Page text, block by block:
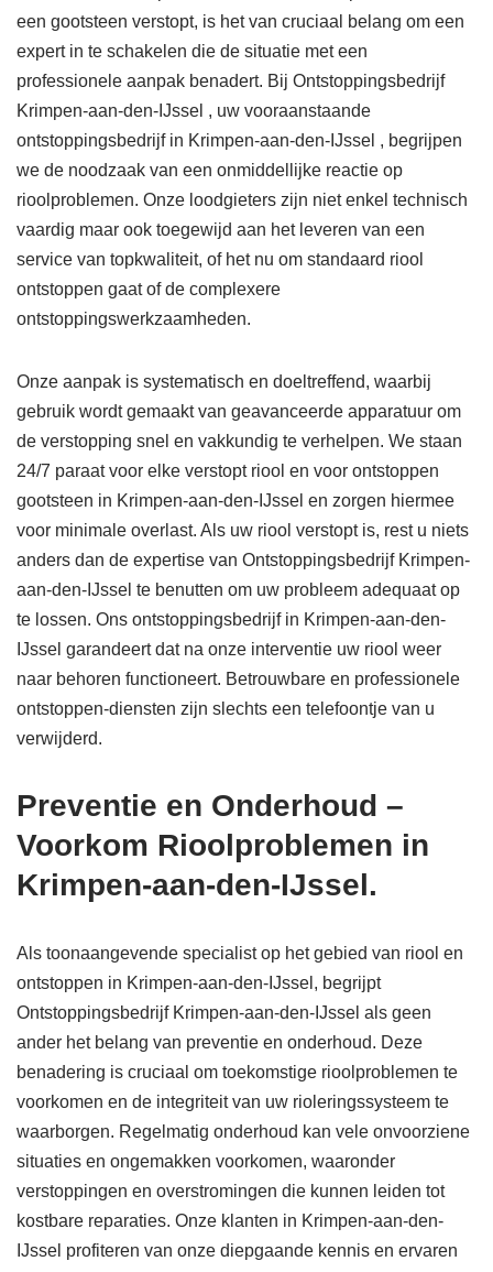
een gootsteen verstopt, is het van cruciaal belang om een
expert in te schakelen die de situatie met een
professionele aanpak benadert. Bij Ontstoppingsbedrijf
Krimpen-aan-den-IJssel , uw vooraanstaande
ontstoppingsbedrijf in Krimpen-aan-den-IJssel , begrijpen
we de noodzaak van een onmiddellijke reactie op
rioolproblemen. Onze loodgieters zijn niet enkel technisch
vaardig maar ook toegewijd aan het leveren van een
service van topkwaliteit, of het nu om standaard riool
ontstoppen gaat of de complexere
ontstoppingswerkzaamheden.
Onze aanpak is systematisch en doeltreffend, waarbij
gebruik wordt gemaakt van geavanceerde apparatuur om
de verstopping snel en vakkundig te verhelpen. We staan
24/7 paraat voor elke verstopt riool en voor ontstoppen
gootsteen in Krimpen-aan-den-IJssel en zorgen hiermee
voor minimale overlast. Als uw riool verstopt is, rest u niets
anders dan de expertise van Ontstoppingsbedrijf Krimpen-
aan-den-IJssel te benutten om uw probleem adequaat op
te lossen. Ons ontstoppingsbedrijf in Krimpen-aan-den-
IJssel garandeert dat na onze interventie uw riool weer
naar behoren functioneert. Betrouwbare en professionele
ontstoppen-diensten zijn slechts een telefoontje van u
verwijderd.
Preventie en Onderhoud –
Voorkom Rioolproblemen in
Krimpen-aan-den-IJssel.
Als toonaangevende specialist op het gebied van riool en
ontstoppen in Krimpen-aan-den-IJssel, begrijpt
Ontstoppingsbedrijf Krimpen-aan-den-IJssel als geen
ander het belang van preventie en onderhoud. Deze
benadering is cruciaal om toekomstige rioolproblemen te
voorkomen en de integriteit van uw rioleringssysteem te
waarborgen. Regelmatig onderhoud kan vele onvoorziene
situaties en ongemakken voorkomen, waaronder
verstoppingen en overstromingen die kunnen leiden tot
kostbare reparaties. Onze klanten in Krimpen-aan-den-
IJssel profiteren van onze diepgaande kennis en ervaren